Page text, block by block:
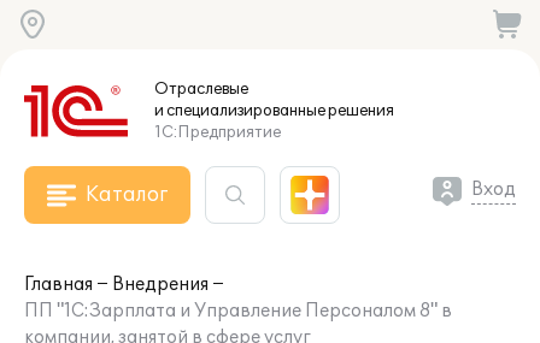
Отраслевые
и специализированныерешения
1С:Предприятие
Каталог Вход
Главная
Внедрения
ПП "1С:Зарплата и Управление Персоналом 8" в
компании, занятой в сфере услуг